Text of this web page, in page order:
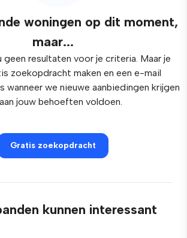
woningen op dit moment,
maar...
geen resultaten voor je criteria. Maar je
zoekopdracht maken en een e-mail
wanneer we nieuwe aanbiedingen krijgen
jouw behoeften voldoen.
Gratis zoekopdracht
kunnen interessant